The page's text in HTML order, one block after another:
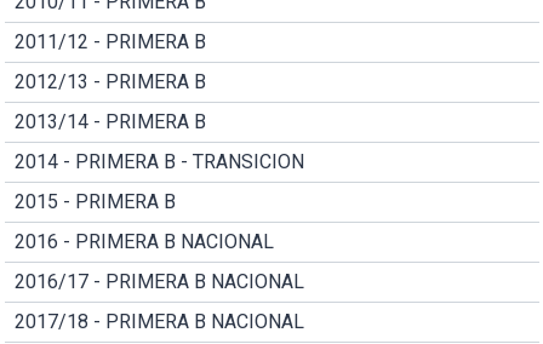
2011/12 - PRIMERA B
2012/13 - PRIMERA B
2013/14 - PRIMERA B
2014 - PRIMERA B - TRANSICION
2015 - PRIMERA B
2016 - PRIMERA B NACIONAL
2016/17 - PRIMERA B NACIONAL
2017/18 - PRIMERA B NACIONAL